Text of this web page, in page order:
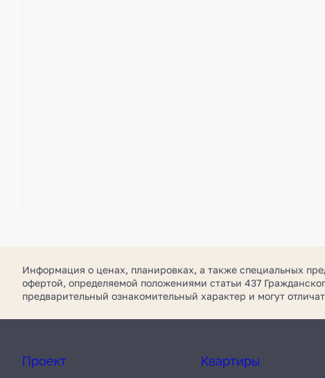
Информация о ценах, планировках, а также специальных
офертой, определяемой положениями статьи 437
предварительный ознакомительный характер и могут
Проект Квартиры